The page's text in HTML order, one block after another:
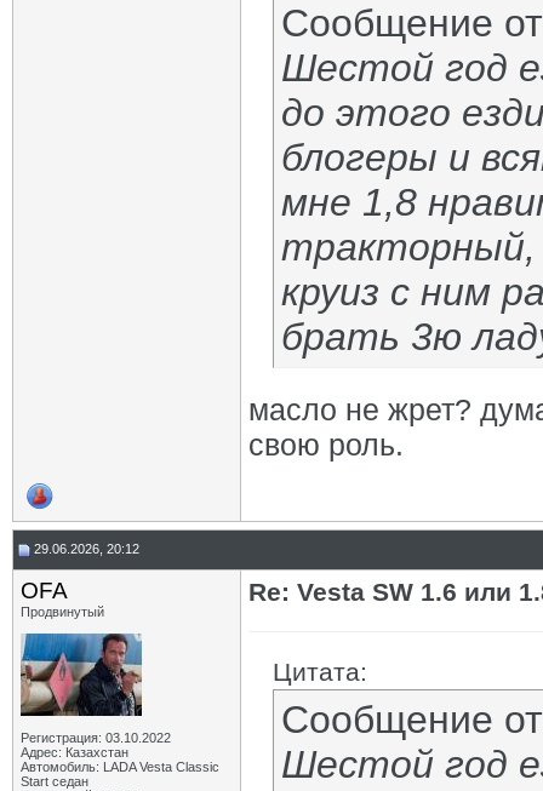
Сообщение
Шестой год
до этого
блогеры и
мне 1,8
тракторный,
круиз с ним
брать 3ю
масло не жрет?
свою роль.
29.06.2026, 20:12
OFA
Продвинутый
Регистрация: 03.10.2022
Адрес: Казахстан
Автомобиль: LADA Vesta Classic
Start седан
Re: Vesta SW 1.6 или
Цитата:
Сообщение
Шестой год